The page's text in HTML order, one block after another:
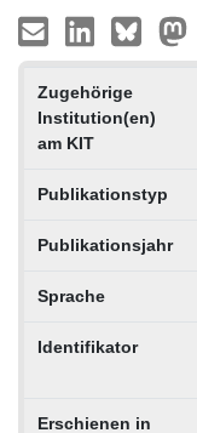
Zugehörige
Institution(en)
am KIT
Publikationstyp
Publikationsjahr
Sprache
Identifikator
Erschienen in